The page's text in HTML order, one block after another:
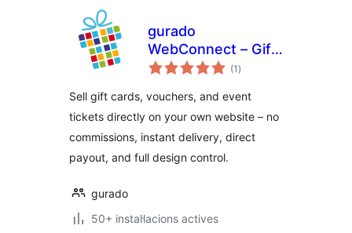
gurado
WebConnect – Gift
Card & Voucher
WordPress
(1 puntuacions
totals
)
Sell gift cards, vouchers, and event
tickets directly on your own website – no
commissions, instant delivery, direct
payout, and full design control.
gurado
50+ instal·lacions actives